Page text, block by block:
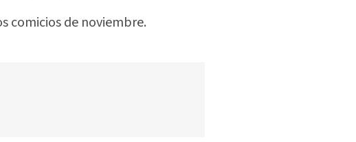
comicios de noviembre.